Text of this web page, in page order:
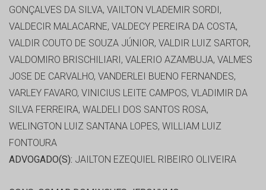
GONÇALVES DA SILVA, VAILTON VLADEMIR SORDI,
VALDECIR MALACARNE, VALDECY PEREIRA DA COSTA,
VALDIR COUTO DE SOUZA JÚNIOR, VALDIR LUIZ SARTOR,
VALDOMIRO BRISCHILIARI, VALERIO AZAMBUJA, VALMES
JOSE DE CARVALHO, VANDERLEI BUENO FERNANDES,
VARLEY FAVARO, VINICIUS LEITE CAMPOS, VLADIMIR DA
SILVA FERREIRA, WALDELI DOS SANTOS ROSA,
WELINGTON LUIZ SANTANA LOPES, WILLIAM LUIZ
FONTOURA
ADVOGADO(S): JAILTON EZEQUIEL RIBEIRO OLIVEIRA